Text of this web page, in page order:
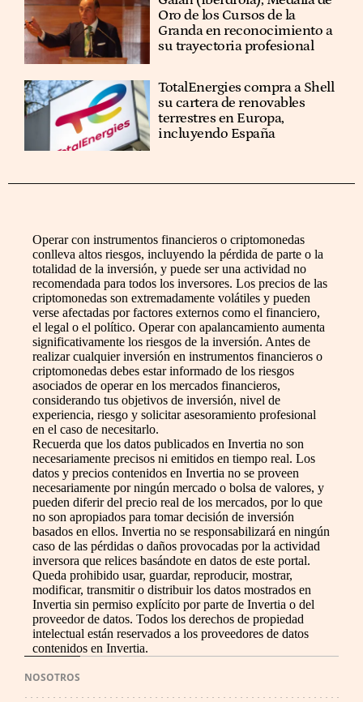
Oro de los Cursos de la
Granda en reconocimiento a
su trayectoria profesional
TotalEnergies compra a Shell
su cartera de renovables
terrestres en Europa,
incluyendo España
Operar con instrumentos financieros o criptomonedas
conlleva altos riesgos, incluyendo la pérdida de parte o la
totalidad de la inversión, y puede ser una actividad no
recomendada para todos los inversores. Los precios de las
criptomonedas son extremadamente volátiles y pueden
verse afectadas por factores externos como el financiero,
el legal o el político. Operar con apalancamiento aumenta
significativamente los riesgos de la inversión. Antes de
realizar cualquier inversión en instrumentos financieros o
criptomonedas debes estar informado de los riesgos
asociados de operar en los mercados financieros,
considerando tus objetivos de inversión, nivel de
experiencia, riesgo y solicitar asesoramiento profesional
en el caso de necesitarlo.
Recuerda que los datos publicados en Invertia no son
necesariamente precisos ni emitidos en tiempo real. Los
datos y precios contenidos en Invertia no se proveen
necesariamente por ningún mercado o bolsa de valores, y
pueden diferir del precio real de los mercados, por lo que
no son apropiados para tomar decisión de inversión
basados en ellos. Invertia no se responsabilizará en ningún
caso de las pérdidas o daños provocadas por la actividad
inversora que relices basándote en datos de este portal.
Queda prohibido usar, guardar, reproducir, mostrar,
modificar, transmitir o distribuir los datos mostrados en
Invertia sin permiso explícito por parte de Invertia o del
proveedor de datos. Todos los derechos de propiedad
intelectual están reservados a los proveedores de datos
contenidos en Invertia.
NOSOTROS